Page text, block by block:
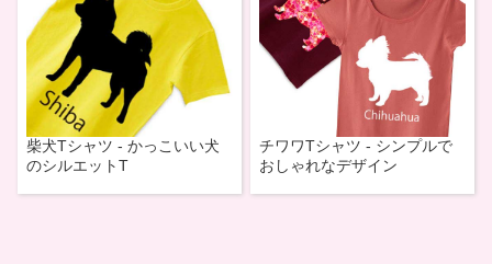
柴犬Tシャツ - かっこいい犬
のシルエットT
チワワTシャツ - シンプルで
おしゃれなデザイン